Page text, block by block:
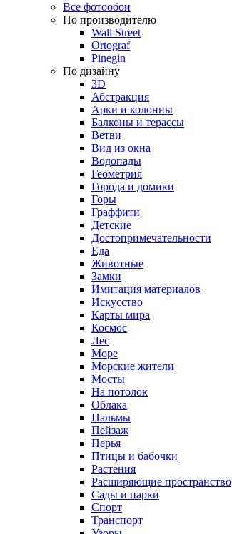
Все фотообои
По производителю
Wall Street
Ortograf
Pinegin
По дизайну
3D
Абстракция
Арки и колонны
Балконы и терассы
Ветви
Вид из окна
Водопады
Геометрия
Города и домики
Горы
Граффити
Детские
Достопримечательности
Еда
Животные
Замки
Имитация материалов
Искусство
Карты мира
Космос
Лес
Море
Морские жители
Мосты
На потолок
Облака
Пальмы
Пейзаж
Перья
Птицы и бабочки
Растения
Расширяющие пространство
Сады и парки
Спорт
Транспорт